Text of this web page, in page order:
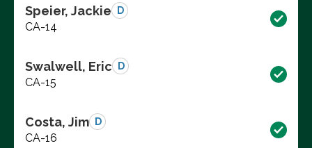
Speier, Jackie D
CA-14
Swalwell, Eric D
CA-15
Costa, Jim D
CA-16